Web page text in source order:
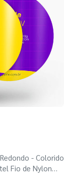
- Colorido
Fio de Nylon